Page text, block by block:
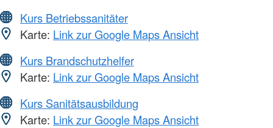
Kurs Betriebssanitäter
Karte: Link zur Google Maps Ansicht
Kurs Brandschutzhelfer
Karte: Link zur Google Maps Ansicht
Kurs Sanitätsausbildung
Karte: Link zur Google Maps Ansicht